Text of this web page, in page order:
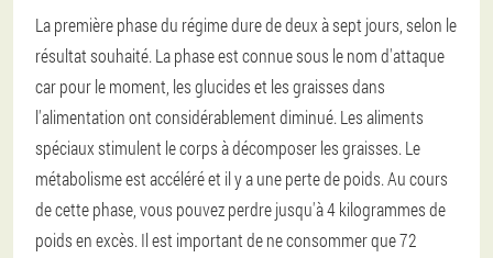
La première phase du régime dure de deux à sept jours, selon le
résultat souhaité. La phase est connue sous le nom d'attaque
car pour le moment, les glucides et les graisses dans
l'alimentation ont considérablement diminué. Les aliments
spéciaux stimulent le corps à décomposer les graisses. Le
métabolisme est accéléré et il y a une perte de poids. Au cours
de cette phase, vous pouvez perdre jusqu'à 4 kilogrammes de
poids en excès. Il est important de ne consommer que 72